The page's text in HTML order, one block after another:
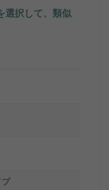
選択して、類似